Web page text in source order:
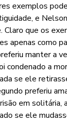
exemplos
e
Claro que os
apenas como
manter a
condenado a
se ele
preferiu
em solitária,
se ele